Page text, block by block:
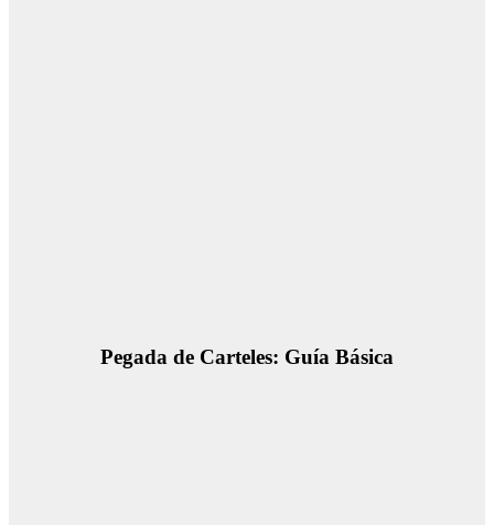
Pegada de Carteles: Guía Básica